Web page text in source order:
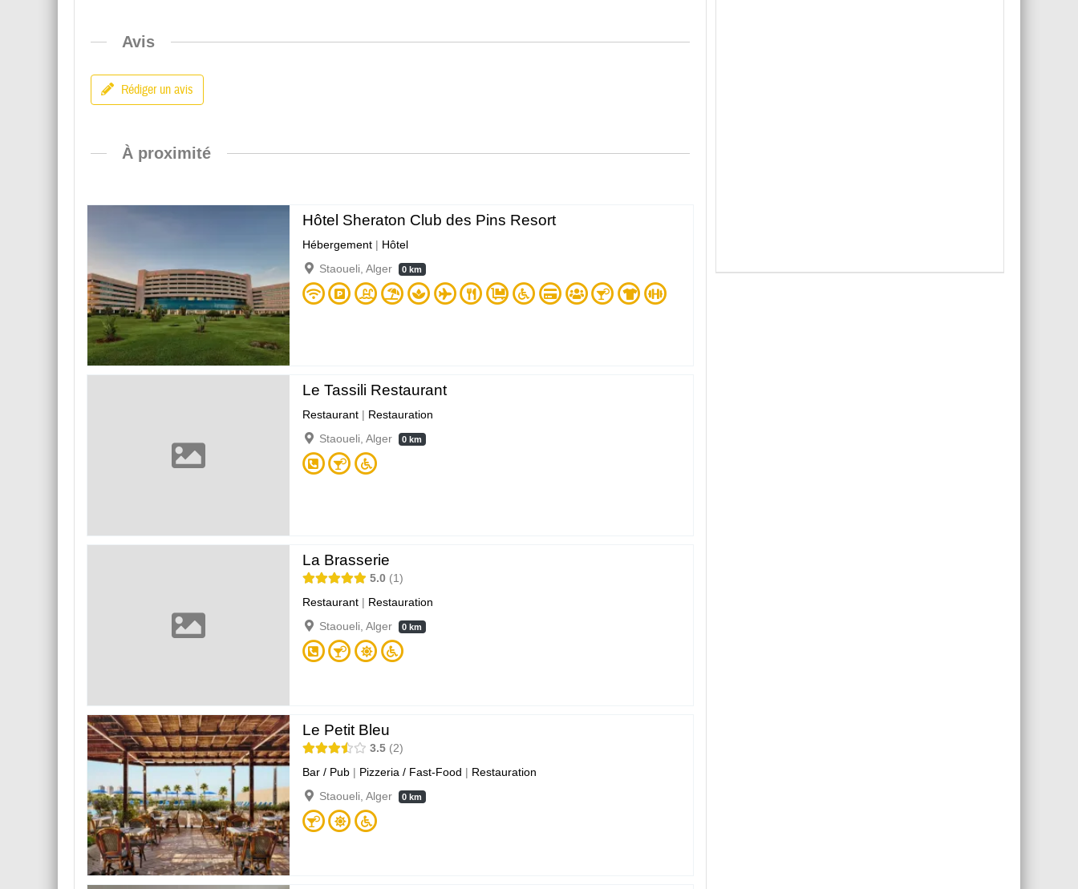
Avis
Rédiger un avis
À proximité
Hôtel Sheraton Club des Pins Resort
Hébergement| Hôtel
Staoueli, Alger
0 km
Le Tassili Restaurant
Restaurant| Restauration
Staoueli, Alger
0 km
La Brasserie
5.0 1
Restaurant| Restauration
Staoueli, Alger
0 km
Le Petit Bleu
3.5 2
Bar / Pub| Pizzeria / Fast-Food | Restauration
Staoueli, Alger
0 km